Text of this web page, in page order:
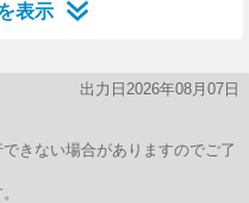
表示
出力日2026年08月07日
きない場合がありますのでご了